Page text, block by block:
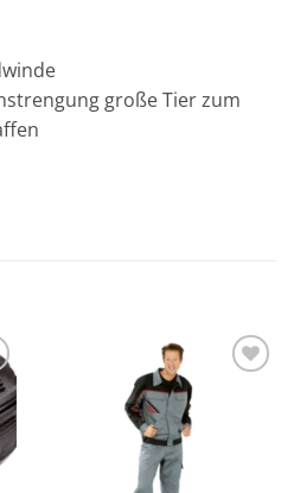
große Tier zum
hinzufügen